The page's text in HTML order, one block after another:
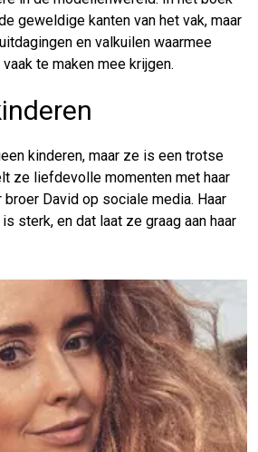
geweldige kanten van het vak, maar
en valkuilen waarmee
te maken mee krijgen.
kinderen, maar ze is een trotse
ze liefdevolle momenten met haar
broer David op sociale media. Haar
sterk, en dat laat ze graag aan haar